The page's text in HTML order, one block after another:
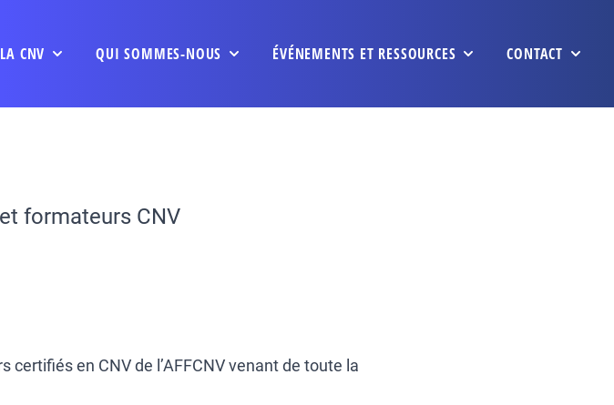
LA CNV QUI SOMMES-NOUS ÉVÉNEMENTS ET RESSOURCES CONTACT
formateurs CNV
en CNV de l’AFFCNV venant de toute la